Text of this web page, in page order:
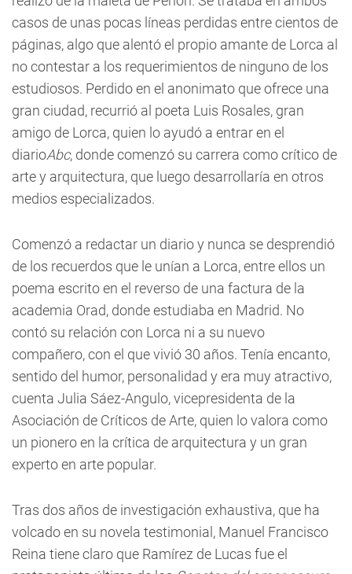
casos de unas pocas líneas perdidas entre cientos de
páginas, algo que alentó el propio amante de Lorca al
no contestar a los requerimientos de ninguno de los
estudiosos. Perdido en el anonimato que ofrece una
gran ciudad, recurrió al poeta Luis Rosales, gran
amigo de Lorca, quien lo ayudó a entrar en el
diarioAbc, donde comenzó su carrera como crítico de
arte y arquitectura, que luego desarrollaría en otros
medios especializados.
Comenzó a redactar un diario y nunca se desprendió
de los recuerdos que le unían a Lorca, entre ellos un
poema escrito en el reverso de una factura de la
academia Orad, donde estudiaba en Madrid. No
contó su relación con Lorca ni a su nuevo
compañero, con el que vivió 30 años. Tenía encanto,
sentido del humor, personalidad y era muy atractivo,
cuenta Julia Sáez-Angulo, vicepresidenta de la
Asociación de Críticos de Arte, quien lo valora como
un pionero en la crítica de arquitectura y un gran
experto en arte popular.
Tras dos años de investigación exhaustiva, que ha
volcado en su novela testimonial, Manuel Francisco
Reina tiene claro que Ramírez de Lucas fue el